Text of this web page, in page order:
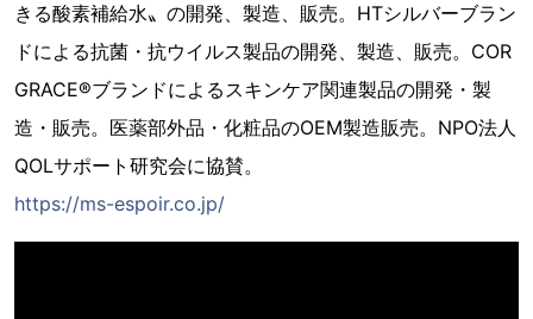
きる酸素補給水〟の開発、製造、販売。HTシルバーブラン
ドによる抗菌・抗ウイルス製品の開発、製造、販売。COR
GRACE®ブランドによるスキンケア関連製品の開発・製
造・販売。医薬部外品・化粧品のOEM製造販売。NPO法人
QOLサポート研究会に協賛。
https://ms-espoir.co.jp/